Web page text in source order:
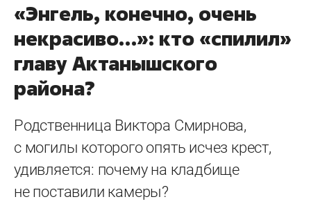
«Энгель, конечно, очень
некрасиво…»: кто «спилил»
главу Актанышского
района?
Родственница Виктора Смирнова,
с могилы которого опять исчез крест,
удивляется: почему на кладбище
не поставили камеры?